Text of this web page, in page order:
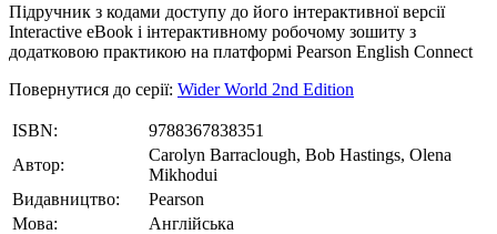
Підручник з кодами доступу до його інтерактивної версії
Interactive eBook і інтерактивному робочому зошиту з
додатковою практикою на платформі Pearson English Connect
Повернутися до серії: Wider World 2nd Edition
ISBN:
9788367838351
Автор:
Carolyn Barraclough, Bob Hastings, Olena
Mikhodui
Видавництво:
Pearson
Мова:
Англійська